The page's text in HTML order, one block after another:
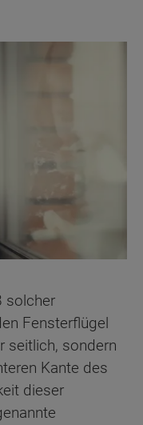
solcher
Fensterflügel
seitlich, sondern
Kante des
dieser